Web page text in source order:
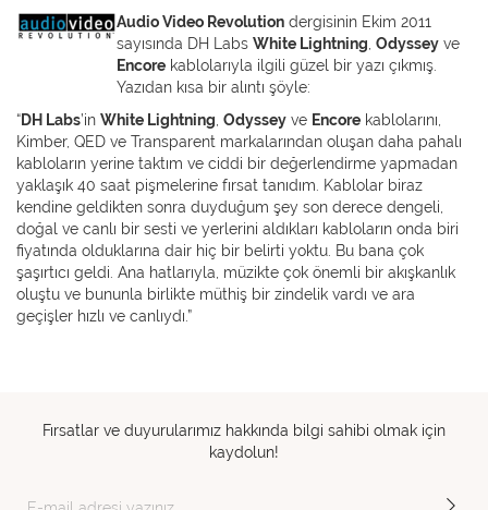
Audio Video Revolution dergisinin Ekim 2011
sayısında DH Labs White Lightning, Odyssey ve
Encore kablolarıyla ilgili güzel bir yazı çıkmış.
Yazıdan kısa bir alıntı şöyle:
“DH Labs’in White Lightning, Odyssey ve Encore kablolarını,
Kimber, QED ve Transparent markalarından oluşan daha pahalı
kabloların yerine taktım ve ciddi bir değerlendirme yapmadan
yaklaşık 40 saat pişmelerine fırsat tanıdım. Kablolar biraz
kendine geldikten sonra duyduğum şey son derece dengeli,
doğal ve canlı bir sesti ve yerlerini aldıkları kabloların onda biri
fiyatında olduklarına dair hiç bir belirti yoktu. Bu bana çok
şaşırtıcı geldi. Ana hatlarıyla, müzikte çok önemli bir akışkanlık
oluştu ve bununla birlikte müthiş bir zindelik vardı ve ara
geçişler hızlı ve canlıydı.”
Fırsatlar ve duyurularımız hakkında bilgi sahibi olmak için
kaydolun!